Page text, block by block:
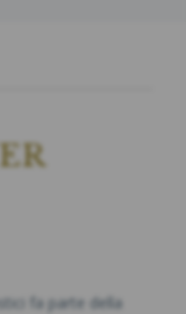
fa parte della